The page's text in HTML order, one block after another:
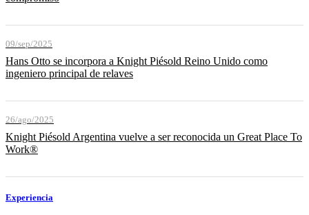
09/sep/2025
Hans Otto se incorpora a Knight Piésold Reino Unido como
ingeniero principal de relaves
26/ago/2025
Knight Piésold Argentina vuelve a ser reconocida un Great Place To
Work®
Experiencia